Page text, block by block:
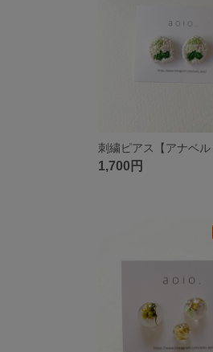
刺繍ピアス【アナベル
1,700円